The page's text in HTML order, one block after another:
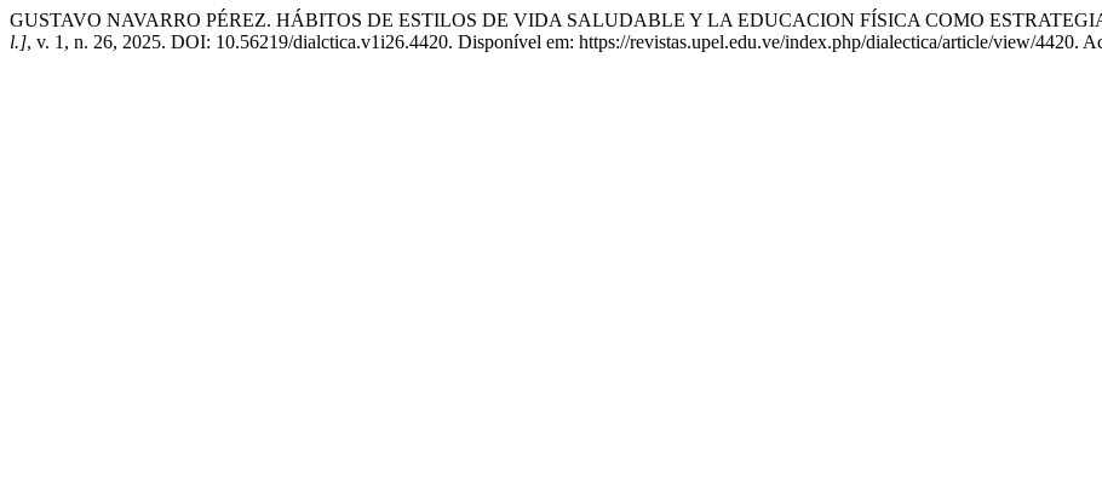
GUSTAVO NAVARRO PÉREZ. HÁBITOS DE ESTILOS DE VIDA SALUDABLE Y LA EDUCACION FÍSICA COMO
l.], v. 1, n. 26, 2025. DOI: 10.56219/dialctica.v1i26.4420. Disponível em: https://revistas.upel.edu.ve/index.php/dialectica/article/view/4420.